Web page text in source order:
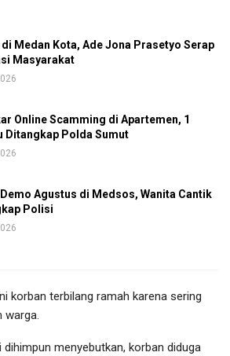
di Medan Kota, Ade Jona Prasetyo Serap
Masyarakat
Online Scamming di Apartemen, 1
Ditangkap Polda Sumut
Agustus di Medsos, Wanita Cantik
Polisi
korban terbilang ramah karena sering
warga.
menyebutkan, korban diduga